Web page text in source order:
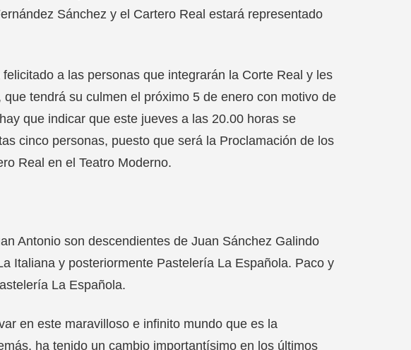
Sánchez y el Cartero Real estará representado
a las personas que integrarán la Corte Real y les
tendrá su culmen el próximo 5 de enero con motivo de
que indicar que este jueves a las 20.00 horas se
cinco personas, puesto que será la Proclamación de los
Real en el Teatro Moderno.
Antonio son descendientes de Juan Sánchez Galindo
Italiana y posteriormente Pastelería La Española. Paco y
La Española.
en este maravilloso e infinito mundo que es la
ha tenido un cambio importantísimo en los últimos